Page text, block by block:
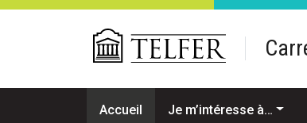
Passer au contenu principal
Accueil Je m’intéresse à…